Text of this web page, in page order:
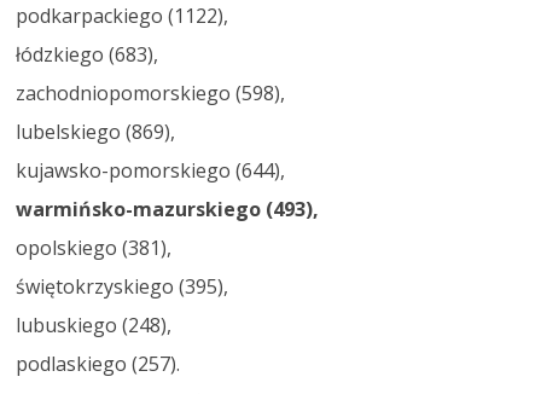
podkarpackiego (1122),
łódzkiego (683),
zachodniopomorskiego (598),
lubelskiego (869),
kujawsko-pomorskiego (644),
warmińsko-mazurskiego (493),
opolskiego (381),
świętokrzyskiego (395),
lubuskiego (248),
podlaskiego (257).